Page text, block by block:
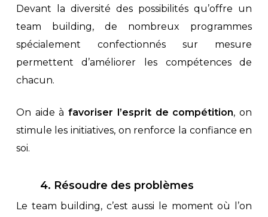
Devant la diversité des possibilités qu’offre un
team building, de nombreux programmes
spécialement confectionnés sur mesure
permettent d’améliorer les compétences de
chacun.
On aide àfavoriser l’esprit de compétition, on
stimule les initiatives, on renforce la confiance en
soi.
4. Résoudre des problèmes
Le team building, c’est aussi le moment où l’on